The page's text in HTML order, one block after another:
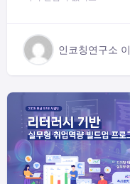
인코칭연구소